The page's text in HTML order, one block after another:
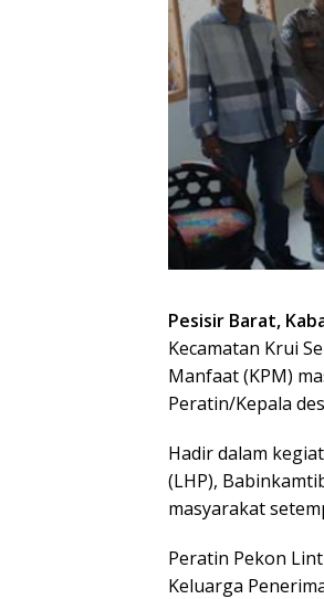
Pesisir Barat,
Kecamatan Krui
Manfaat (KPM)
Peratin/Kepala
Hadir dalam
(LHP),
masyarakat
Peratin Pekon
Keluarga